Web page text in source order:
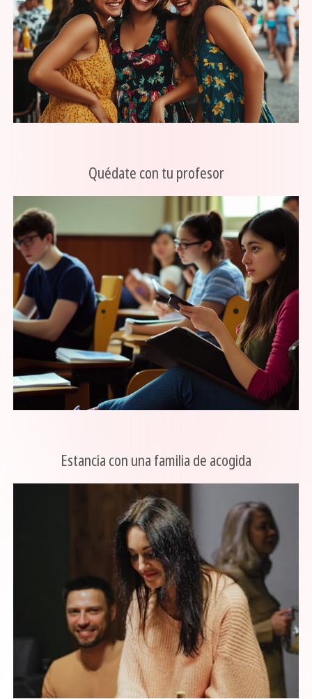
Quédate con tu profesor
Estancia con una familia de acogida